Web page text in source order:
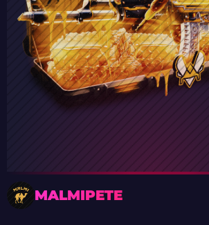
MALMIPETE